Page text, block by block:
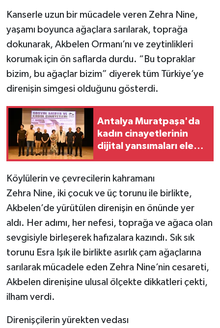
Kanserle uzun bir mücadele veren Zehra Nine,
yaşamı boyunca ağaçlara sarılarak, toprağa
dokunarak, Akbelen Ormanı’nı ve zeytinlikleri
korumak için ön saflarda durdu. “Bu topraklar
bizim, bu ağaçlar bizim” diyerek tüm Türkiye’ye
direnişin simgesi olduğunu gösterdi.
Antalya Muratpaşa'da
kadın cinayetlerinin
dijital yansımaları ele
Köylülerin ve çevrecilerin kahramanı
Zehra Nine, iki çocuk ve üç torunu ile birlikte,
Akbelen’de yürütülen direnişin en önünde yer
aldı. Her adımı, her nefesi, toprağa ve ağaca olan
sevgisiyle birleşerek hafızalara kazındı. Sık sık
torunu Esra Işık ile birlikte asırlık çam ağaçlarına
sarılarak mücadele eden Zehra Nine’nin cesareti,
Akbelen direnişine ulusal ölçekte dikkatleri çekti,
ilham verdi.
Direnişçilerin yürekten vedası
Teknoloji
Yerel
Künye